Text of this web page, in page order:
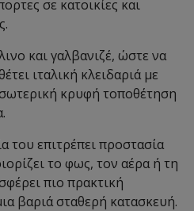
σε κατοικίες και
και γαλβανιζέ, ώστε να
ιταλική κλειδαριά με
κρυφή τοποθέτηση
του επιτρέπει προστασία
το φως, τον αέρα ή τη
πιο πρακτική
βαριά σταθερή κατασκευή.